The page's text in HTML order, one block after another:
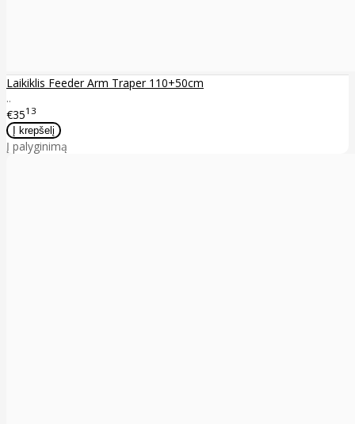
Laikiklis Feeder Arm Traper 110+50cm
..
€3513
Į palyginimą